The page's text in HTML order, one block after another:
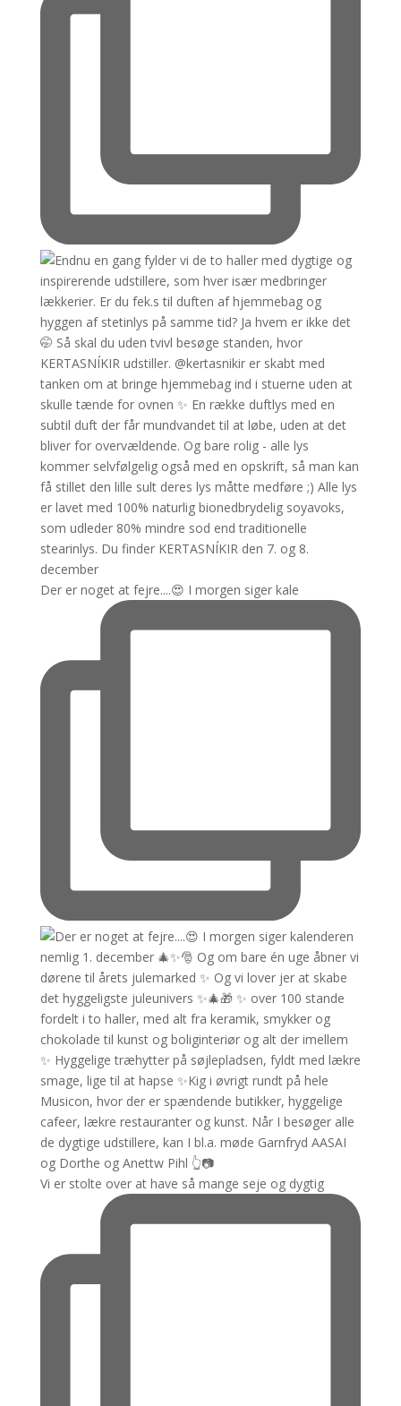
Der er noget at fejre....😍 I morgen siger kale
Vi er stolte over at have så mange seje og dygtig